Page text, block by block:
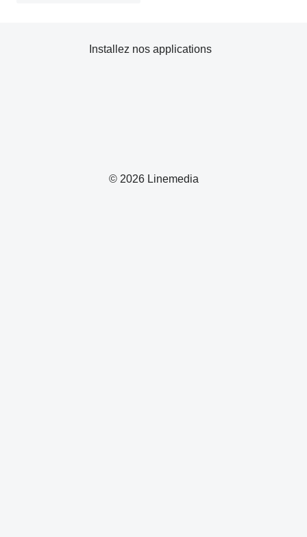
© 2026 Linemedia
Installez nos applications